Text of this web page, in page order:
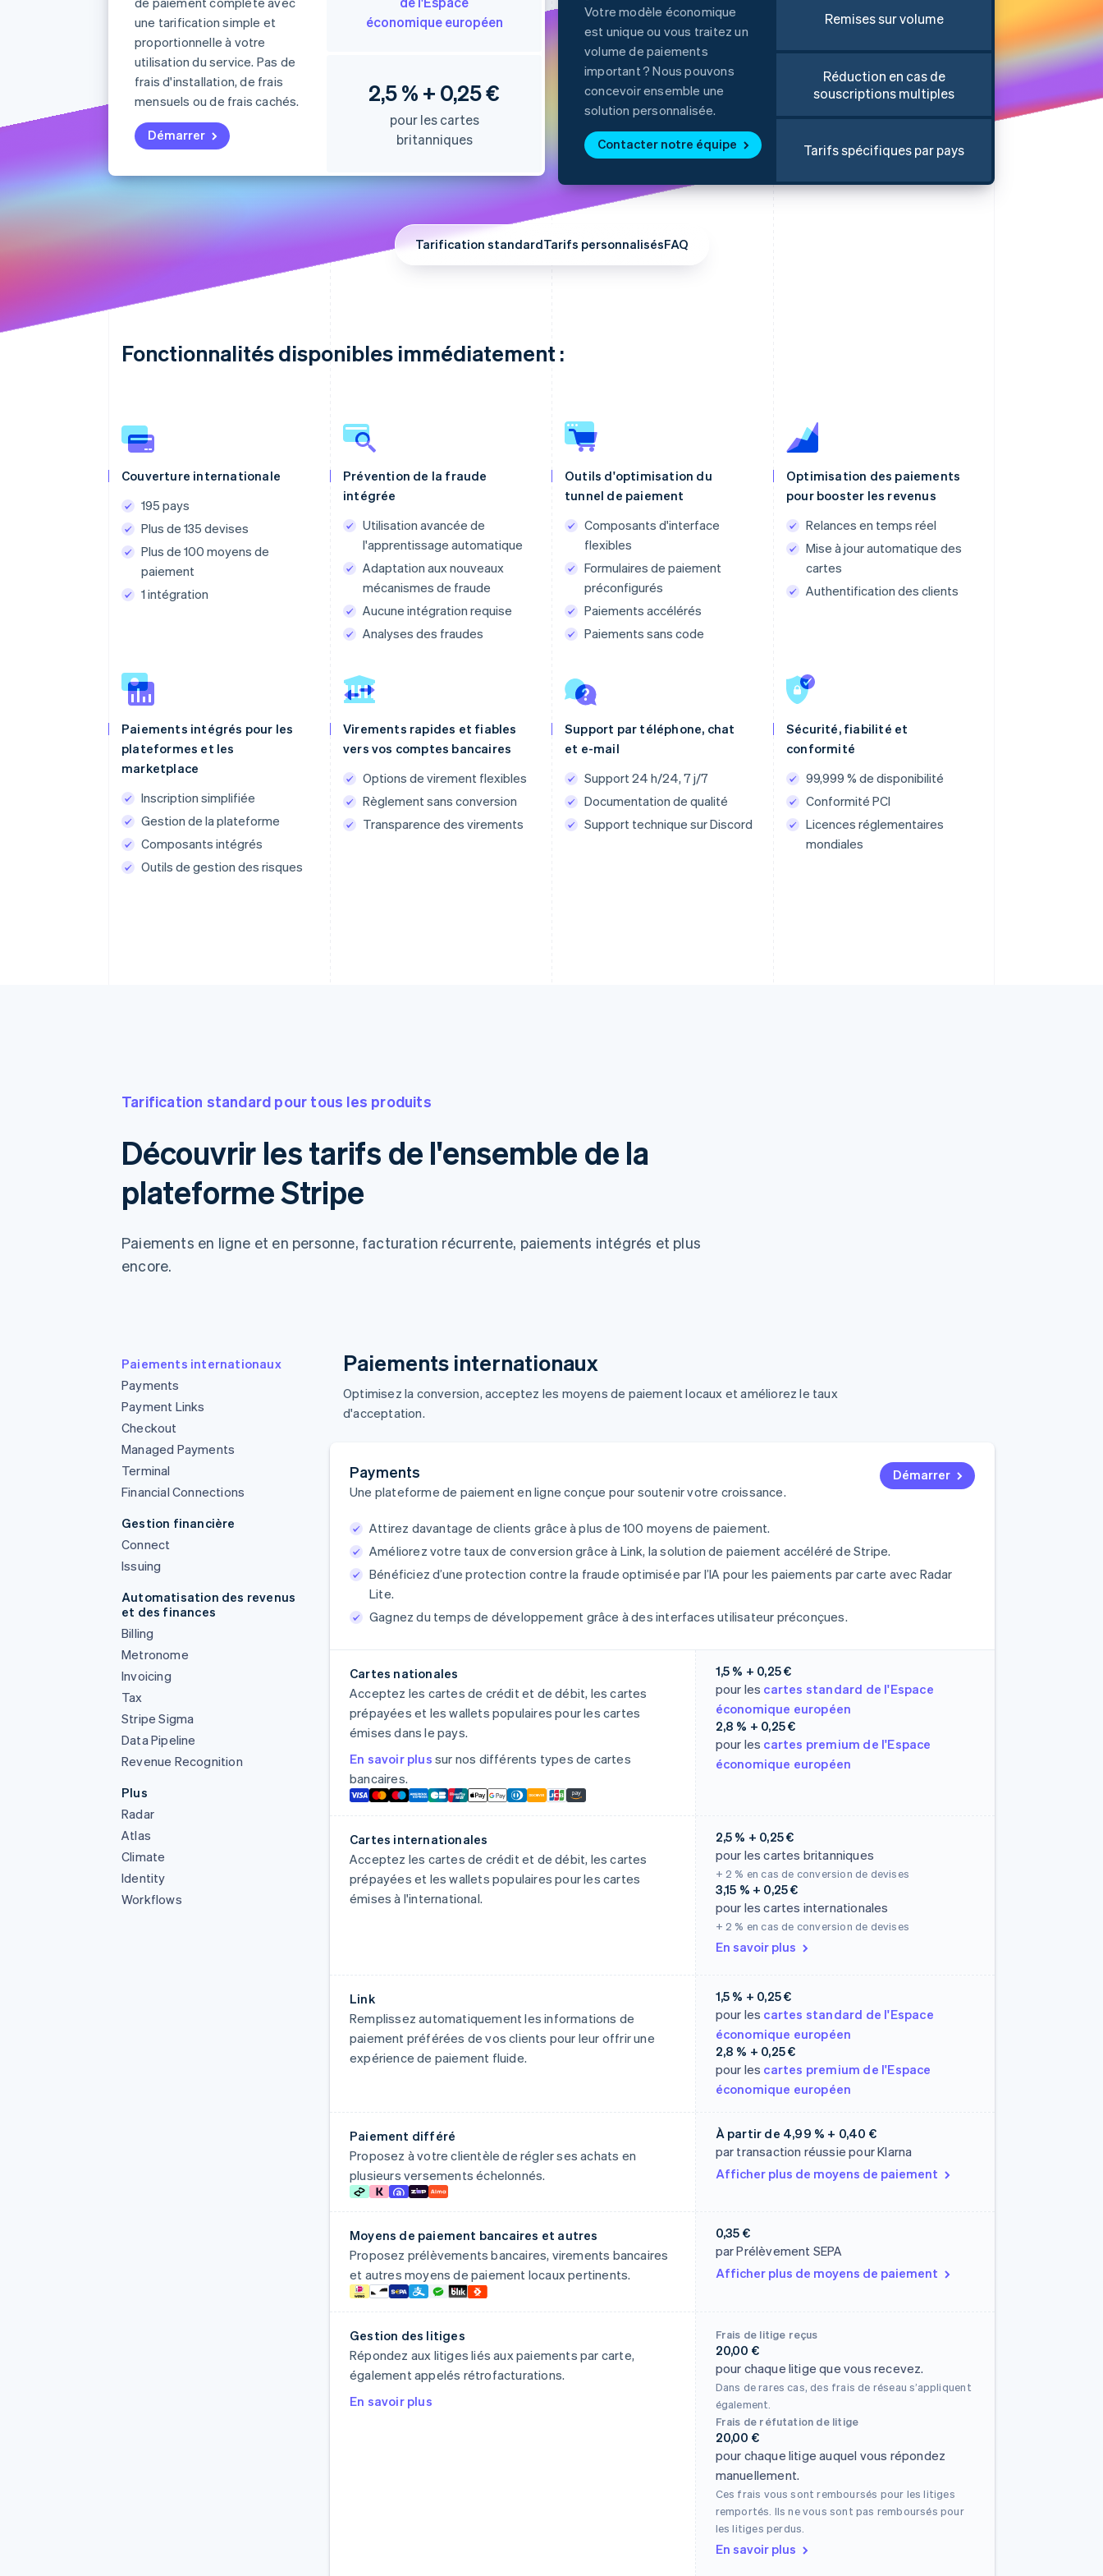
Acceptation optimisée
Paiements accélérés
Financial Connections
Comptes financiers associés
Stripe Sessions 2026
Découvrez comment
Stripe construit
l’infrastructure
Regarder la vidéo
une tarification simple et
proportionnelle à votre
utilisation du service. Pas de
frais d'installation, de frais
mensuels ou de frais cachés.
Démarrer
économique européen
2,5 % + 0,25 €
pour les cartes
britanniques
Votre modèle économique
est unique ou vous traitez un
volume de paiements
important ? Nous pouvons
concevoir ensemble une
solution personnalisée.
Contacter notre équipe
Remises sur volume
Réduction en cas de
souscriptions multiples
Tarifs spécifiques par pays
Tarification standardTarifs personnalisésFAQ
Fonctionnalités disponibles immédiatement :
Couverture internationale
195 pays
Plus de 135 devises
Plus de 100 moyens de
paiement
1 intégration
Prévention de la fraude
intégrée
Utilisation avancée de
l'apprentissage automatique
Adaptation aux nouveaux
mécanismes de fraude
Aucune intégration requise
Analyses des fraudes
Outils d'optimisation du
tunnel de paiement
Composants d'interface
flexibles
Formulaires de paiement
préconfigurés
Paiements accélérés
Paiements sans code
Optimisation des paiements
pour booster les revenus
Relances en temps réel
Mise à jour automatique des
cartes
Authentification des clients
Paiements intégrés pour les
plateformes et les
marketplace
Inscription simplifiée
Gestion de la plateforme
Composants intégrés
Outils de gestion des risques
Virements rapides et fiables
vers vos comptes bancaires
Options de virement flexibles
Règlement sans conversion
Transparence des virements
Support par téléphone, chat
et e-mail
Support 24 h/24, 7 j/7
Documentation de qualité
Support technique sur Discord
Sécurité, fiabilité et
conformité
99,999 % de disponibilité
Conformité PCI
Licences réglementaires
mondiales
Tarification standard pour tous les produits
Découvrir les tarifs de l'ensemble de la
plateforme Stripe
Paiements en ligne et en personne, facturation récurrente, paiements intégrés et plus
encore.
Paiements internationaux
Payments
Payment Links
Checkout
Managed Payments
Terminal
Financial Connections
Gestion financière
Connect
Issuing
Automatisation des revenus
et des finances
Billing
Metronome
Invoicing
Tax
Stripe Sigma
Data Pipeline
Revenue Recognition
Plus
Radar
Atlas
Climate
Identity
Workflows
Paiements internationaux
Optimisez la conversion, acceptez les moyens de paiement locaux et améliorez le taux
d'acceptation.
Payments
Une plateforme de paiement en ligne conçue pour soutenir votre croissance.
Démarrer
Attirez davantage de clients grâce à plus de 100 moyens de paiement.
Améliorez votre taux de conversion grâce à Link, la solution de paiement accéléré de Stripe.
Bénéficiez d’une protection contre la fraude optimisée par l’IA pour les paiements par carte avec Radar
Lite.
Gagnez du temps de développement grâce à des interfaces utilisateur préconçues.
Cartes nationales
Acceptez les cartes de crédit et de débit, les cartes
prépayées et les wallets populaires pour les cartes
émises dans le pays.
En savoir plus sur nos différents types de cartes
bancaires.
1,5 % + 0,25 €
pour les cartes standard de l'Espace
économique européen
2,8 % + 0,25 €
pour les cartes premium de l'Espace
économique européen
Cartes internationales
Acceptez les cartes de crédit et de débit, les cartes
prépayées et les wallets populaires pour les cartes
émises à l'international.
2,5 % + 0,25 €
pour les cartes britanniques
+ 2 % en cas de conversion de devises
3,15 % + 0,25 €
pour les cartes internationales
+ 2 % en cas de conversion de devises
En savoir plus
Link
Remplissez automatiquement les informations de
paiement préférées de vos clients pour leur offrir une
expérience de paiement fluide.
1,5 % + 0,25 €
pour les cartes standard de l'Espace
économique européen
2,8 % + 0,25 €
pour les cartes premium de l'Espace
économique européen
Paiement différé
Proposez à votre clientèle de régler ses achats en
plusieurs versements échelonnés.
À partir de 4,99 % + 0,40 €
par transaction réussie pour Klarna
Afficher plus de moyens de paiement
Moyens de paiement bancaires et autres
Proposez prélèvements bancaires, virements bancaires
et autres moyens de paiement locaux pertinents.
0,35 €
par Prélèvement SEPA
Afficher plus de moyens de paiement
Gestion des litiges
Répondez aux litiges liés aux paiements par carte,
également appelés rétrofacturations.
En savoir plus
Frais de litige reçus
20,00 €
pour chaque litige que vous recevez.
Dans de rares cas, des frais de réseau s’appliquent
également.
Frais de réfutation de litige
20,00 €
pour chaque litige auquel vous répondez
manuellement.
Ces frais vous sont remboursés pour les litiges
remportés. Ils ne vous sont pas remboursés pour
les litiges perdus.
En savoir plus